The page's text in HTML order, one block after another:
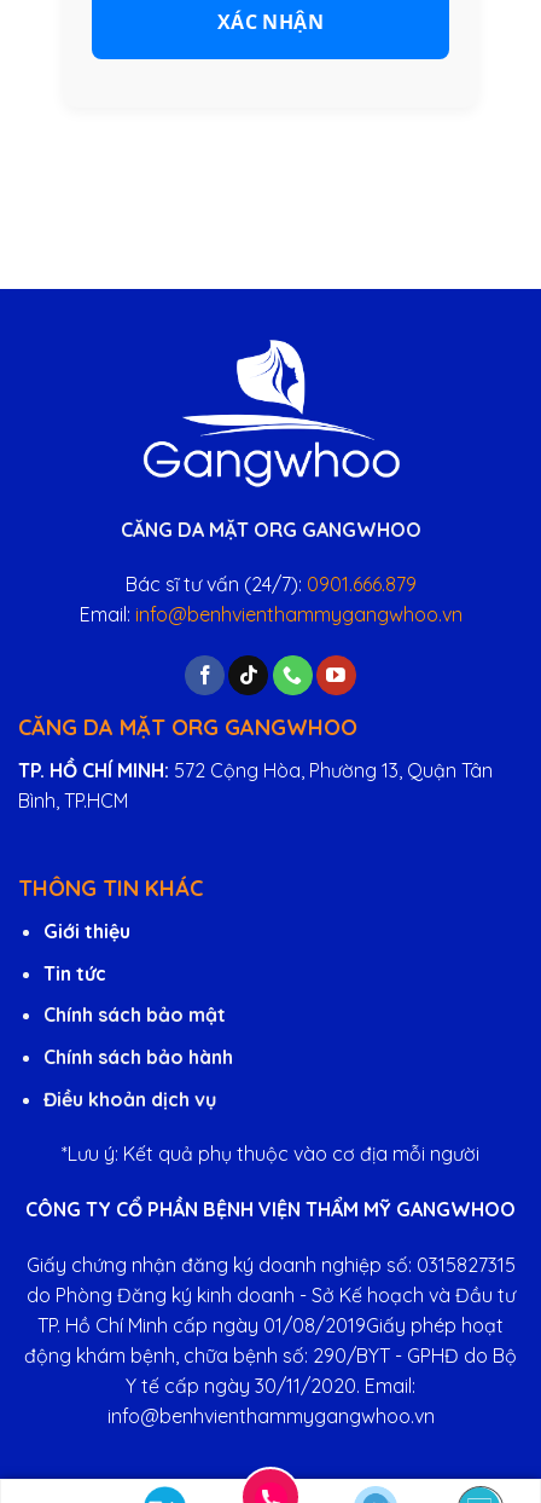
XÁC NHẬN
CĂNG DA MẶT ORG GANGWHOO
Bác sĩ tư vấn (24/7): 0901.666.879
Email: info@benhvienthammygangwhoo.vn
CĂNG DA MẶT ORG GANGWHOO
TP. HỒ CHÍ MINH: 572 Cộng Hòa, Phường 13, Quận Tân
Bình, TP.HCM
THÔNG TIN KHÁC
Giới thiệu
Tin tức
Chính sách bảo mật
Chính sách bảo hành
Điều khoản dịch vụ
*Lưu ý: Kết quả phụ thuộc vào cơ địa mỗi người
CÔNG TY CỔ PHẦN BỆNH VIỆN THẨM MỸ GANGWHOO
Giấy chứng nhận đăng ký doanh nghiệp số: 0315827315
do Phòng Đăng ký kinh doanh - Sở Kế hoạch và Đầu tư
TP. Hồ Chí Minh cấp ngày 01/08/2019Giấy phép hoạt
động khám bệnh, chữa bệnh số: 290/BYT - GPHĐ do Bộ
Y tế cấp ngày 30/11/2020. Email:
info@benhvienthammygangwhoo.vn